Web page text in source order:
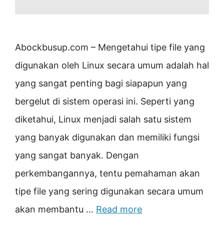
Abockbusup.com – Mengetahui tipe file yang
digunakan oleh Linux secara umum adalah hal
yang sangat penting bagi siapapun yang
bergelut di sistem operasi ini. Seperti yang
diketahui, Linux menjadi salah satu sistem
yang banyak digunakan dan memiliki fungsi
yang sangat banyak. Dengan
perkembangannya, tentu pemahaman akan
tipe file yang sering digunakan secara umum
akan membantu … Read more